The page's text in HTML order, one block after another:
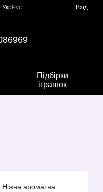
УкрРус Вхід
Підбірки
іграшок
Ніжна ароматна